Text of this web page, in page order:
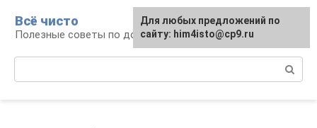
контенту
Всё чисто
Полезные советы по домоводству
Для любых предложений по
сайту: him4isto@cp9.ru